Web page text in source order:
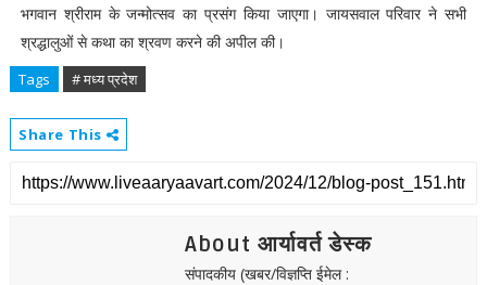
भगवान श्रीराम के जन्मोत्सव का प्रसंग किया जाएगा। जायसवाल परिवार ने सभी
श्रद्धालुओं से कथा का श्रवण करने की अपील की।
Tags # मध्य प्रदेश
Share This
About आर्यावर्त डेस्क
संपादकीय (खबर/विज्ञप्ति ईमेल :